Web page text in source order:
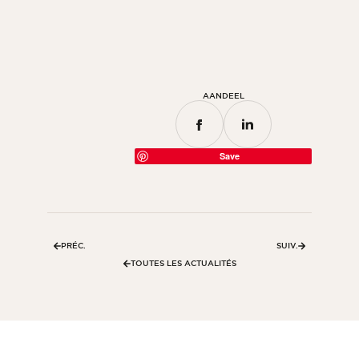
Per buitenruimte
Buitenfaciliteiten
AANDEEL
Save
TOUTES LES ACTUALITÉS
PRÉC. SUIV.